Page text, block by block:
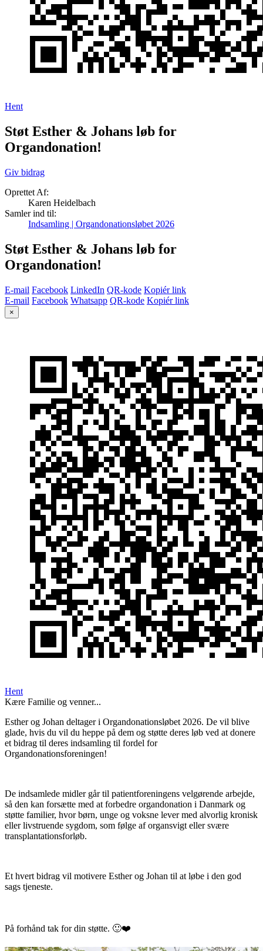
Hent
Støt Esther & Johans løb for
Organdonation!
Giv bidrag
Oprettet Af:
Karen Heidelbach
Samler ind til:
Indsamling | Organdonationsløbet 2026
Støt Esther & Johans løb for
Organdonation!
E-mail Facebook LinkedIn QR-kode Kopiér link
E-mail Facebook Whatsapp QR-kode Kopiér link
×
Hent
Kære Familie og venner...
Esther og Johan deltager i Organdonationsløbet 2026. De vil blive
glade, hvis du vil du heppe på dem og støtte deres løb ved at donere
et bidrag til deres indsamling til fordel for
Organdonationsforeningen!
De indsamlede midler går til patientforeningens velgørende arbejde,
så den kan forsætte med at forbedre organdonation i Danmark og
støtte familier, hvor børn, unge og voksne lever med alvorlig kronisk
eller livstruende sygdom, som følge af organsvigt eller svære
transplantationsforløb.
Et hvert bidrag vil motivere Esther og Johan til at løbe i den god
sags tjeneste.
På forhånd tak for din støtte. 🙂❤️